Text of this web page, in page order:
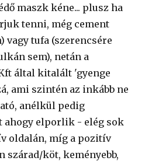
maszk kéne... plusz ha
tenni, még cement
vagy tufa (szerencsére
sem), netán a
által kitalált 'gyenge
ami szintén az inkább ne
anélkül pedig
ahogy elporlik - elég sok
oldalán, míg a pozitív
szárad/köt, keményebb,